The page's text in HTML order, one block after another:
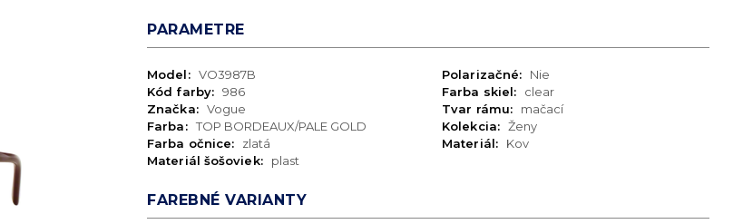
PARAMETRE
Model: VO3987B
Kód farby: 986
Značka: Vogue
Farba: TOP BORDEAUX/PALE GOLD
Farba očnice:
zlatá
Materiál šošoviek:
plast
Polarizačné:
Nie
Farba skiel:
clear
Tvar rámu:
mačací
Kolekcia: Ženy
Materiál:
Kov
FAREBNÉ VARIANTY